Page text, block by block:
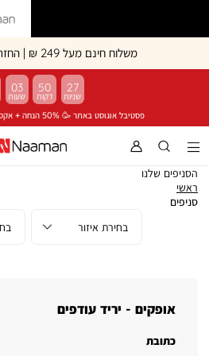
משלוח חינם מעל 249 ₪ | החזרות חינם בסניפים
פסטיבל אוגוסט באתר 🥳 50% הנחה + אקסטרה 25% על היתרה! 🎉
03 50 26
הסניפים שלנו
ראשי
סניפים
סניפים
אופקים - יריד עודפים
כתובת